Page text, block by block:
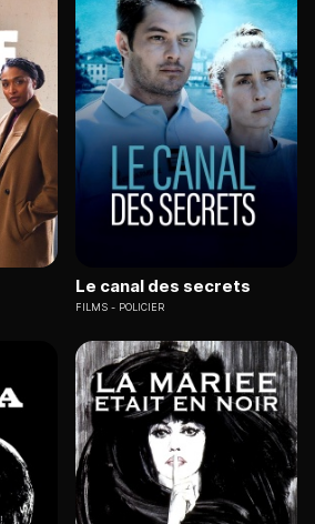
Le canal des secrets
FILMS POLICIER